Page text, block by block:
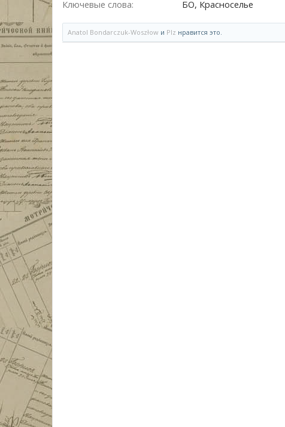
Ключевые слова:
БО, Красноселье
Anatol Bondarczuk-Woszłow и Plz нравится это.